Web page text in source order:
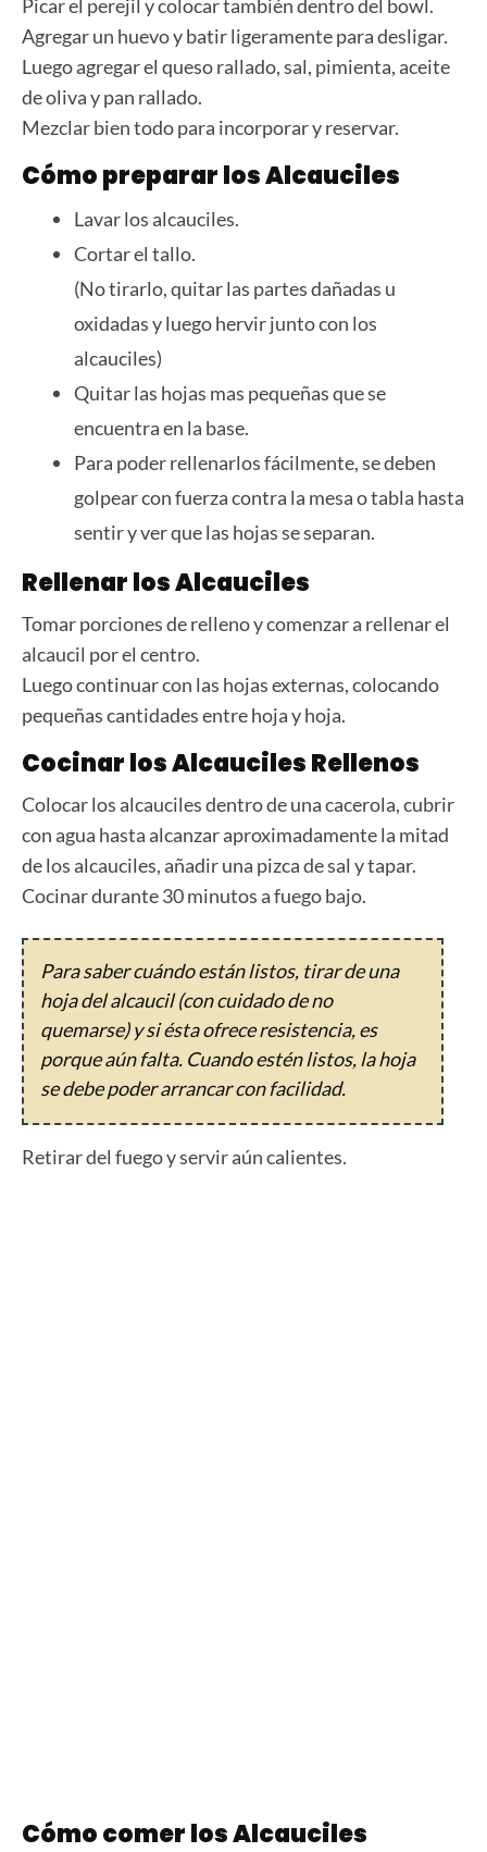
Picar el perejil y colocar también dentro del bowl.
Agregar un huevo y batir ligeramente para desligar.
Luego agregar el queso rallado, sal, pimienta, aceite
de oliva y pan rallado.
Mezclar bien todo para incorporar y reservar.
Cómo preparar los Alcauciles
Lavar los alcauciles.
Cortar el tallo.
(No tirarlo, quitar las partes dañadas u
oxidadas y luego hervir junto con los
alcauciles)
Quitar las hojas mas pequeñas que se
encuentra en la base.
Para poder rellenarlos fácilmente, se deben
golpear con fuerza contra la mesa o tabla hasta
sentir y ver que las hojas se separan.
Rellenar los Alcauciles
Tomar porciones de relleno y comenzar a rellenar el
alcaucil por el centro.
Luego continuar con las hojas externas, colocando
pequeñas cantidades entre hoja y hoja.
Cocinar los Alcauciles Rellenos
Colocar los alcauciles dentro de una cacerola, cubrir
con agua hasta alcanzar aproximadamente la mitad
de los alcauciles, añadir una pizca de sal y tapar.
Cocinar durante 30 minutos a fuego bajo.
Para saber cuándo están listos, tirar de una
hoja del alcaucil (con cuidado de no
quemarse) y si ésta ofrece resistencia, es
porque aún falta. Cuando estén listos, la hoja
se debe poder arrancar con facilidad.
Retirar del fuego y servir aún calientes.
Cómo comer los Alcauciles